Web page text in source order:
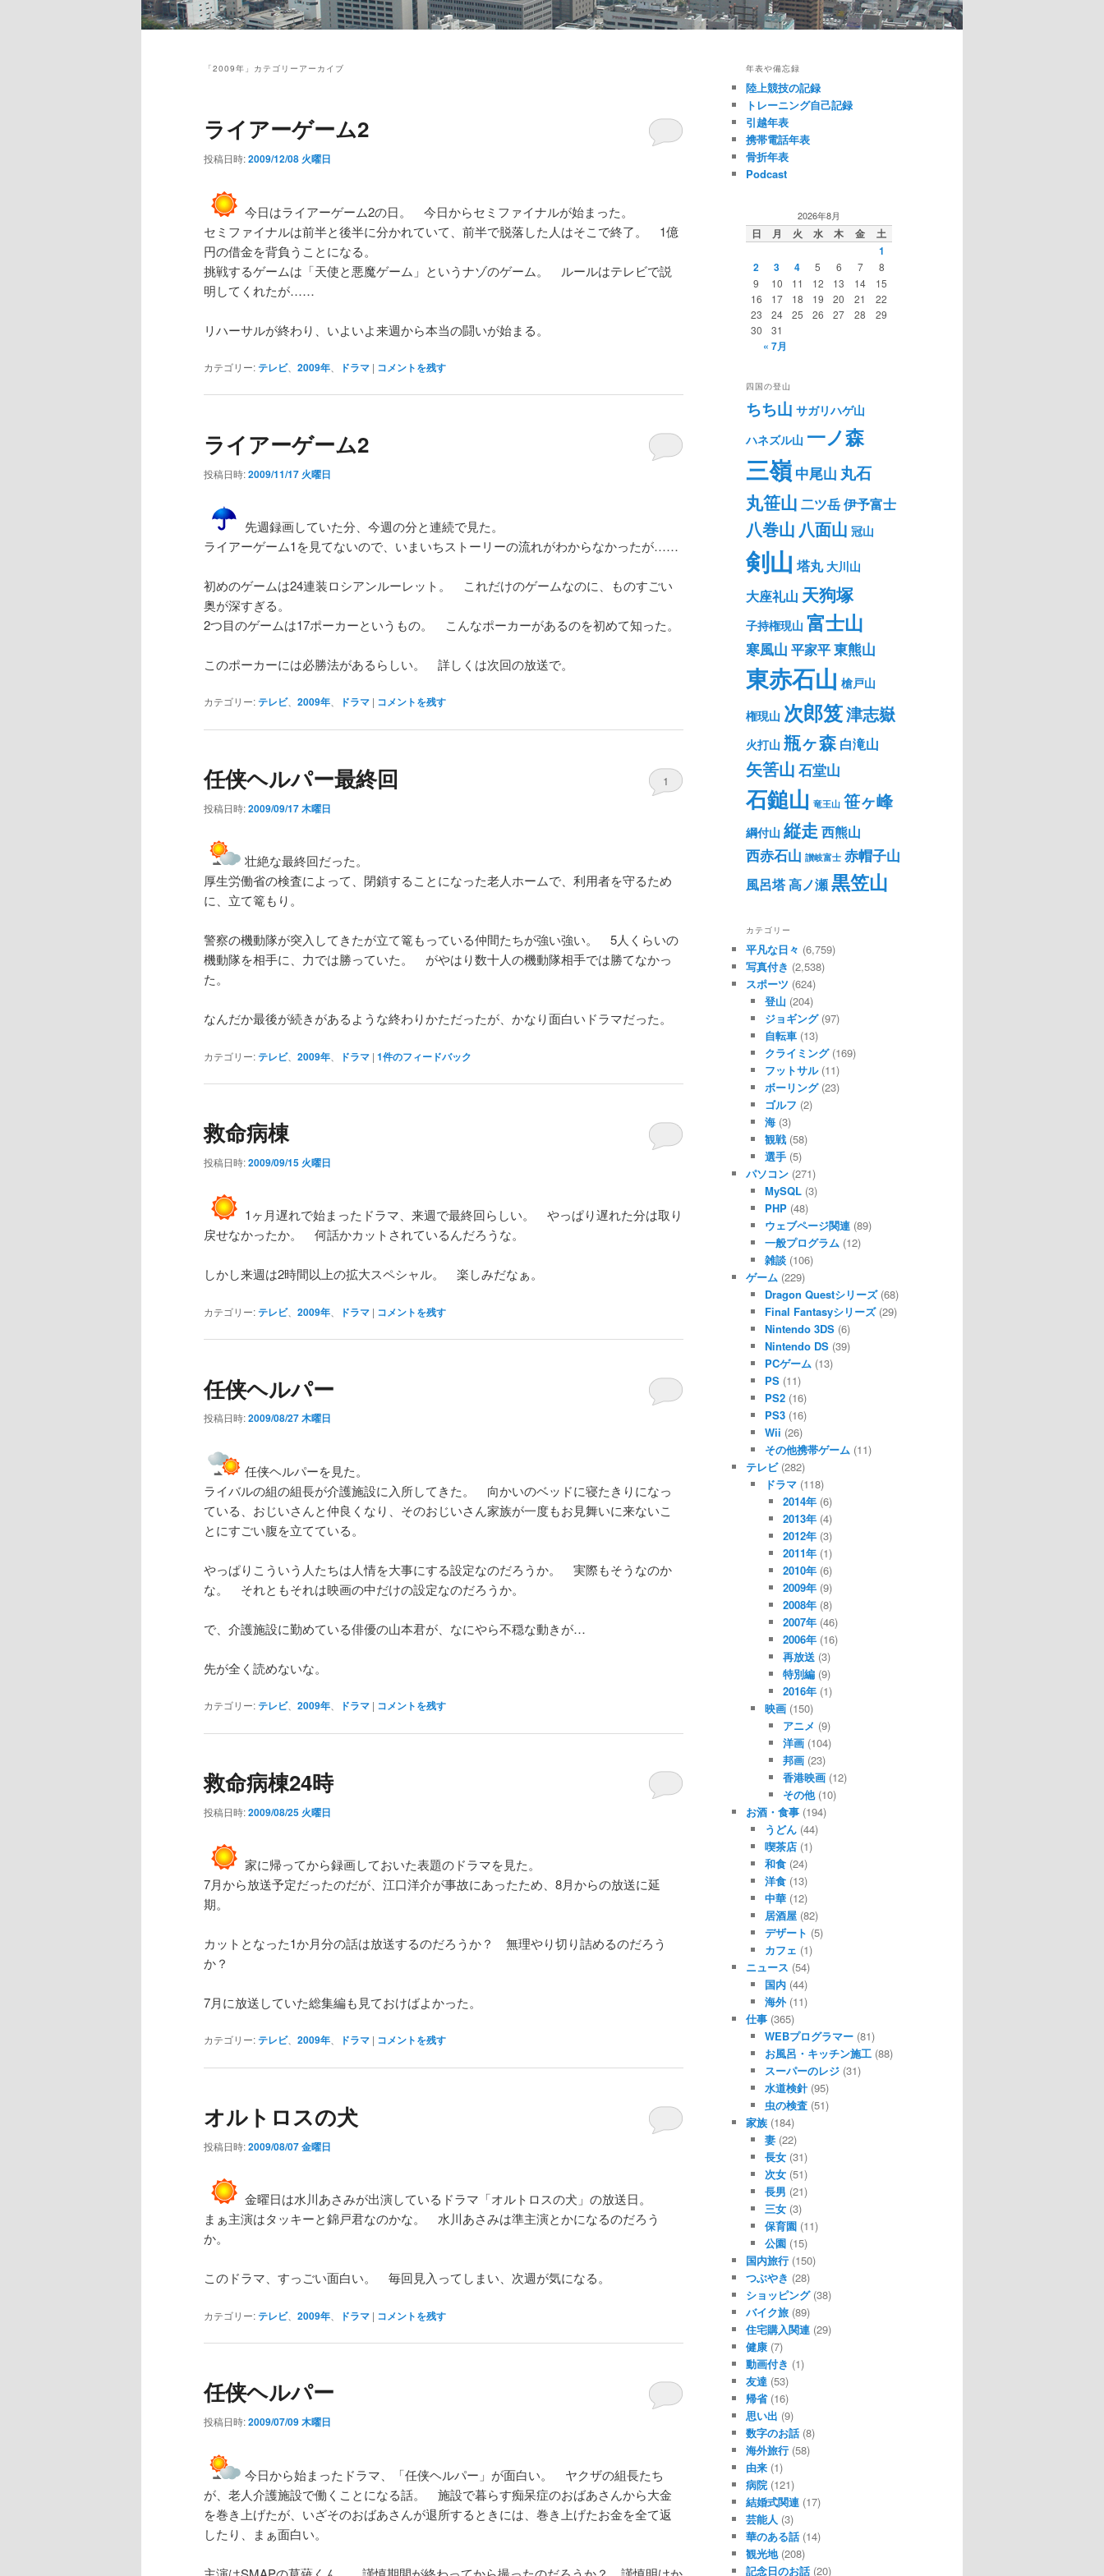
「2009年 」カテゴリーアーカイブ
ライアーゲーム2
投稿日時:2009/12/08 火曜日
今日はライアーゲーム2の日。 今日からセミファイナルが始まった。
セミファイナルは前半と後半に分かれていて、前半で脱落した人はそこで終了。 1億
円の借金を背負うことになる。
挑戦するゲームは「天使と悪魔ゲーム」というナゾのゲーム。 ルールはテレビで説
明してくれたが……
リハーサルが終わり、いよいよ来週から本当の闘いが始まる。
カテゴリー:テレビ、 2009年 ドラマ | コメントを残す
ライアーゲーム2
投稿日時:2009/11/17 火曜日
先週録画していた分、今週の分と連続で見た。
ライアーゲーム1を見てないので、いまいちストーリーの流れがわからなかったが……
初めのゲームは24連装ロシアンルーレット。 これだけのゲームなのに、ものすごい
奥が深すぎる。
2つ目のゲームは17ポーカーというもの。 こんなポーカーがあるのを初めて知った。
このポーカーには必勝法があるらしい。 詳しくは次回の放送で。
カテゴリー:テレビ、 2009年 ドラマ | コメントを残す
任侠ヘルパー最終回
投稿日時:2009/09/17 木曜日
1
壮絶な最終回だった。
厚生労働省の検査によって、閉鎖することになった老人ホームで、利用者を守るため
に、立て篭もり。
警察の機動隊が突入してきたが立て篭もっている仲間たちが強い強い。 5人くらいの
機動隊を相手に、力では勝っていた。 がやはり数十人の機動隊相手では勝てなかっ
た。
なんだか最後が続きがあるような終わりかただったが、かなり面白いドラマだった。
カテゴリー:テレビ、 2009年 ドラマ | 1件のフィードバック
救命病棟
投稿日時:2009/09/15 火曜日
1ヶ月遅れで始まったドラマ、来週で最終回らしい。 やっぱり遅れた分は取り
戻せなかったか。 何話かカットされているんだろうな。
しかし来週は2時間以上の拡大スペシャル。 楽しみだなぁ。
カテゴリー:テレビ、 2009年 ドラマ | コメントを残す
任侠ヘルパー
投稿日時:2009/08/27 木曜日
任侠ヘルパーを見た。
ライバルの組の組長が介護施設に入所してきた。 向かいのベッドに寝たきりになっ
ている、おじいさんと仲良くなり、そのおじいさん家族が一度もお見舞いに来ないこ
とにすごい腹を立てている。
やっぱりこういう人たちは人情を大事にする設定なのだろうか。 実際もそうなのか
な。 それともそれは映画の中だけの設定なのだろうか。
で、介護施設に勤めている俳優の山本君が、なにやら不穏な動きが…
先が全く読めないな。
カテゴリー:テレビ、 2009年 ドラマ | コメントを残す
救命病棟24時
投稿日時:2009/08/25 火曜日
家に帰ってから録画しておいた表題のドラマを見た。
7月から放送予定だったのだが、江口洋介が事故にあったため、8月からの放送に延
期。
カットとなった1か月分の話は放送するのだろうか？ 無理やり切り詰めるのだろう
か？
7月に放送していた総集編も見ておけばよかった。
カテゴリー:テレビ、 2009年、 ドラマ | コメントを残す
オルトロスの犬
投稿日時:2009/08/07 金曜日
金曜日は水川あさみが出演しているドラマ「オルトロスの犬」の放送日。
まぁ主演はタッキーと錦戸君なのかな。 水川あさみは準主演とかになるのだろう
か。
このドラマ、すっごい面白い。 毎回見入ってしまい、次週が気になる。
カテゴリー:テレビ、 2009年 ドラマ | コメントを残す
任侠ヘルパー
投稿日時:2009/07/09 木曜日
今日から始まったドラマ、「任侠ヘルパー」が面白い。 ヤクザの組長たち
が、老人介護施設で働くことになる話。 施設で暮らす痴呆症のおばあさんから大金
を巻き上げたが、いざそのおばあさんが退所するときには、巻き上げたお金を全て返
したり、まぁ面白い。
年表や備忘録
陸上競技の記録
トレーニング自己記録
引越年表
携帯電話年表
骨折年表
Podcast
2026年8月
日 月 火 水 木 金
土
1
2
3 4 5 6 7
8
9
10 11 12 13 14
15
16
17 18 19 20 21
22
23
24 25 26 27 28
29
30
31
« 7月
四国の登山
ちち山 サガリハゲ山
ハネズル山 一ノ森
三嶺 中尾山 丸石
丸笹山 二ツ岳伊予富士
八巻山 八面山 冠山
剣山 塔丸 大川山
大座礼山 天狗塚
子持権現山 富士山
寒風山 平家平東熊山
東赤石山 槍戸山
権現山 次郎笈津志嶽
火打山 瓶ヶ森 白滝山
矢筈山 石堂山
石鎚山 竜王山 笹ヶ峰
綱付山 縦走西熊山
西赤石山 讃岐富士 赤帽子山
風呂塔高ノ瀬黒笠山
カテゴリー
平凡な日々 (6,759)
写真付き (2,538)
スポーツ (624)
登山 (204)
ジョギング(97)
自転車(13)
クライミング(169)
フットサル(11)
ボーリング(23)
ゴルフ (2)
海(3)
観戦(58)
選手(5)
パソコン (271)
MySQL(3)
PHP(48)
ウェブページ関連(89)
一般プログラム (12)
雑談(106)
ゲーム (229)
Dragon Questシリーズ(68)
Final Fantasyシリーズ(29)
Nintendo 3DS(6)
Nintendo DS(39)
PCゲーム (13)
PS(11)
PS2(16)
PS3(16)
Wii (26)
その他携帯ゲーム (11)
テレビ(282)
ドラマ(118)
2014年 (6)
2013年 (4)
2012年 (3)
2011年 (1)
2010年 (6)
2009年 (9)
2008年 (8)
2007年 (46)
2006年 (16)
再放送 (3)
特別編 (9)
2016年 (1)
映画(150)
アニメ (9)
洋画 (104)
邦画 (23)
香港映画 (12)
その他(10)
お酒・食事 (194)
うどん(44)
喫茶店(1)
和食(24)
洋食(13)
中華(12)
居酒屋(82)
デザート (5)
カフェ (1)
ニュース (54)
国内(44)
海外(11)
仕事 (365)
WEBプログラマー(81)
お風呂・キッチン施工(88)
スーパーのレジ(31)
水道検針(95)
虫の検査(51)
家族 (184)
妻(22)
長女(31)
次女(51)
長男 (21)
三女(3)
保育園(11)
公園(15)
国内旅行 (150)
つぶやき (28)
ショッピング(38)
バイク旅 (89)
住宅購入関連 (29)
健康 (7)
動画付き (1)
友達 (53)
帰省(16)
思い出 (9)
数字のお話 (8)
海外旅行 (58)
由来 (1)
病院 (121)
結婚式関連 (17)
芸能人 (3)
華のある話 (14)
観光地(208)
記念日のお話 (20)